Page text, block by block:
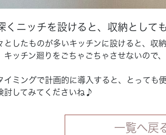
くニッチを設けると、収納として
としたものが多いキッチンに設けると、収
キッチン廻りをごちゃごちゃさせないので
イミングで計画的に導入すると、とっても
討してみてくださいね♪
一覧へ戻